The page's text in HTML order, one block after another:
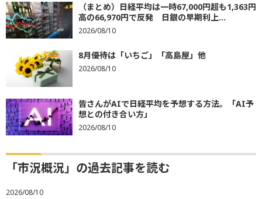
（まとめ）日経平均は一時67,000円超も1,363円
高の66,970円で反発 日銀の早期利上...
2026/08/10
8月優待は「いちご」「高島屋」他
2026/08/10
皆さんがAIで日経平均を予想する方法。「AI予
想との付き合い方」
2026/08/10
「市況概況」の過去記事を読む
2026/08/10